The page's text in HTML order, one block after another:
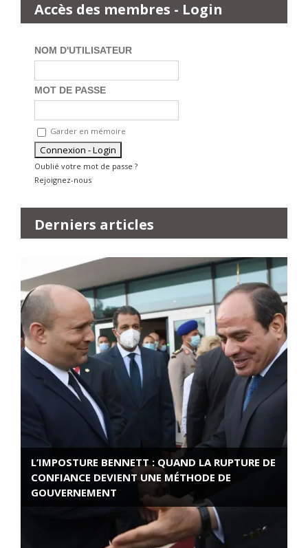
Accès des membres - Login
NOM D'UTILISATEUR
MOT DE PASSE
Garder en mémoire
Oublié votre mot de passe ?
Rejoignez-nous
Derniers articles
L’IMPOSTURE BENNETT : QUAND LA RUPTURE DE
CONFIANCE DEVIENT UNE MÉTHODE DE
GOUVERNEMENT
ROSE VALLAND, HEROÏNE DE LA RESISTANCE